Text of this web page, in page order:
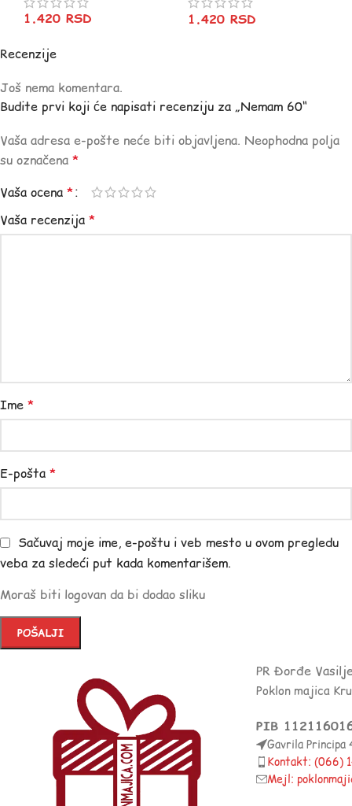
1.420 RSD
1.420 RSD
Recenzije
Još nema komentara.
Budite prvi koji će napisati recenziju za „Nemam 60“
Vaša adresa e-pošte neće biti objavljena. Neophodna polja
su označena *
Vaša ocena *
Vaša recenzija *
Ime *
E-pošta *
Sačuvaj moje ime, e-poštu i veb mesto u ovom pregledu
veba za sledeći put kada komentarišem.
Moraš biti logovan da bi dodao sliku
PR Đorđe
Poklon majica
PIB
Gavrila Principa
Kontakt: (066)
Mejl: